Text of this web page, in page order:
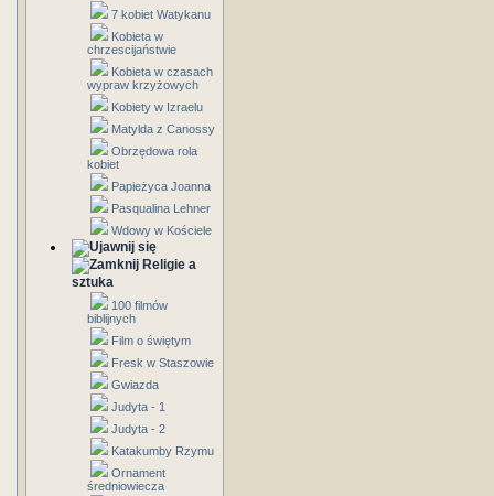
7 kobiet Watykanu
Kobieta w
chrzescijaństwie
Kobieta w czasach
wypraw krzyżowych
Kobiety w Izraelu
Matylda z Canossy
Obrzędowa rola
kobiet
Papieżyca Joanna
Pasqualina Lehner
Wdowy w Kościele
Religie a
sztuka
100 filmów
biblijnych
Film o świętym
Fresk w Staszowie
Gwiazda
Judyta - 1
Judyta - 2
Katakumby Rzymu
Ornament
średniowiecza